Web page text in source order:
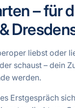
– für
liebst oder
schaust – dein
werden.
Erstgespräch